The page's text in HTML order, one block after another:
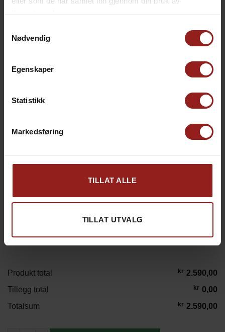
tjenestene deres.
Nødvendig
Egenskaper
Statistikk
Markedsføring
TILLAT ALLE
TILLAT UTVALG
Julekort C+kr 15,00
Julekort D+kr 15,00
Produkt total kr 2.590,00
Tillegg total
kr 0,00
Totalsum
kr 2.590,00